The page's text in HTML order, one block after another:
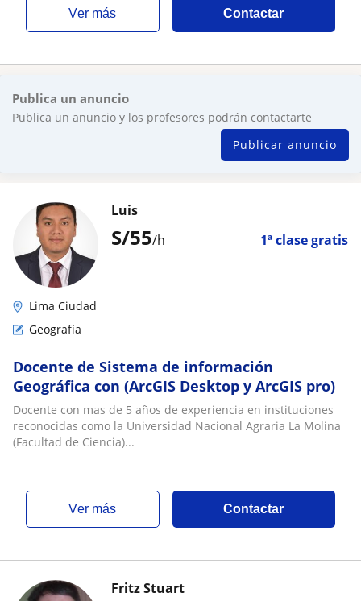
ver más Contactar
Publica un anuncio
Publica un anuncio y los profesores podrán contactarte
Publicar anuncio
S/55/h 1ª clase gratis
Luis
Lima Ciudad
Geografía
Docente de Sistema de información
Geográfica con (ArcGIS Desktop y ArcGIS pro)
Docente con mas de 5 años de experiencia en instituciones
reconocidas como la Universidad Nacional Agraria La Molina
(Facultad de Ciencia)...
ver más Contactar
Fritz Stuart